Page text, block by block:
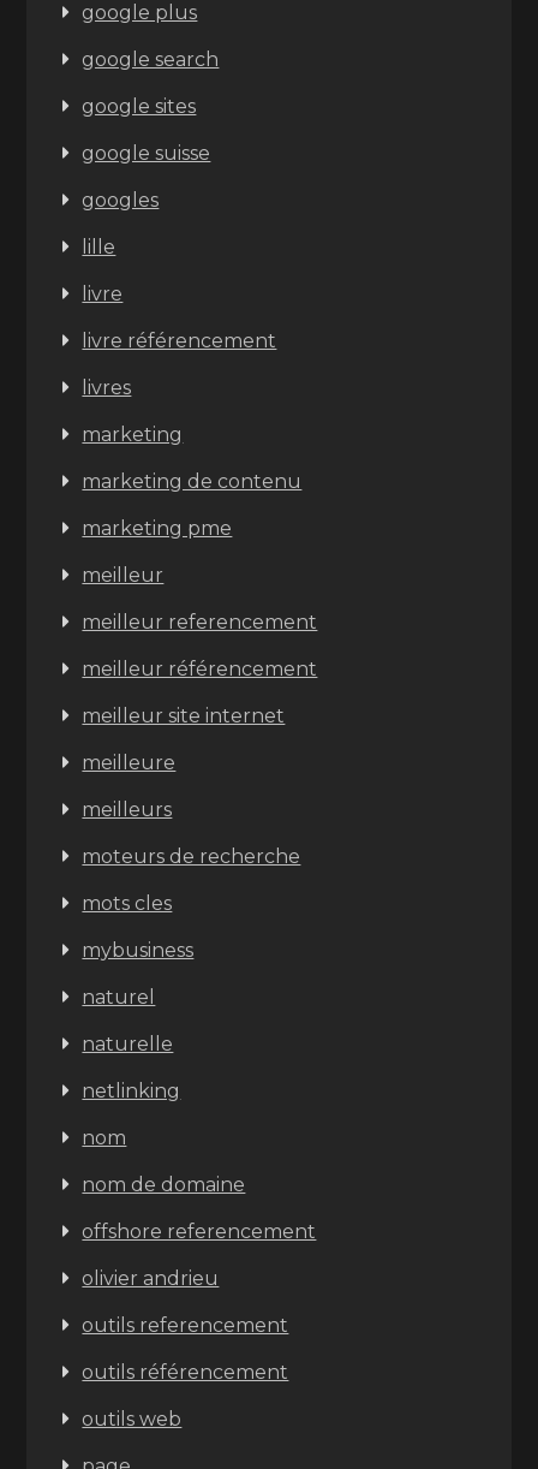
google plus
google search
google sites
google suisse
googles
lille
livre
livre référencement
livres
marketing
marketing de contenu
marketing pme
meilleur
meilleur referencement
meilleur référencement
meilleur site internet
meilleure
meilleurs
moteurs de recherche
mots cles
mybusiness
naturel
naturelle
netlinking
nom
nom de domaine
offshore referencement
olivier andrieu
outils referencement
outils référencement
outils web